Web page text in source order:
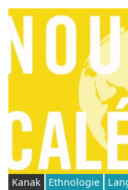
Kanak Ethnologie